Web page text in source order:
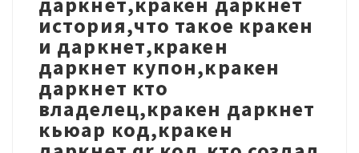
история,что такое кракен
и даркнет,кракен
даркнет купон,кракен
даркнет кто
владелец,кракен даркнет
кьюар код,кракен